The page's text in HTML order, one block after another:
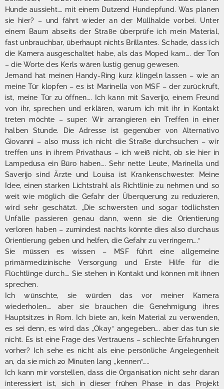
Hunde aussieht…. mit einem Dutzend Hundepfund. Was planen
sie hier? – und fährt wieder an der Müllhalde vorbei. Unter
einem Baum abseits der Straße überprüfe ich mein Material,
fast unbrauchbar, überhaupt nichts Brillantes. Schade, dass ich
die Kamera ausgeschaltet habe, als das Moped kam…. der Ton
– die Worte des Kerls wären lustig genug gewesen.
Jemand hat meinen Handy-Ring kurz klingeln lassen – wie an
meine Tür klopfen – es ist Marinella von MSF – der zurückruft,
ist, meine Tür zu öffnen…. Ich kann mit Saverijo, einem Freund
von ihr, sprechen und erklären, warum ich mit ihr in Kontakt
treten möchte – super: Wir arrangieren ein Treffen in einer
halben Stunde. Die Adresse ist gegenüber von Alternativo
Giovanni – also muss ich nicht die Straße durchsuchen – wir
treffen uns in ihrem Privathaus – ich weiß nicht, ob sie hier in
Lampedusa ein Büro haben…. Sehr nette Leute, Marinella und
Saverijo sind Ärzte und Louisa ist Krankenschwester. Meine
Idee, einen starken Lichtstrahl als Richtlinie zu nehmen und so
weit wie möglich die Gefahr der Überquerung zu reduzieren,
wird sehr geschätzt. „Die schwersten und sogar tödlichsten
Unfälle passieren genau dann, wenn sie die Orientierung
verloren haben – zumindest nachts könnte dies also durchaus
Orientierung geben und helfen, die Gefahr zu verringern….“
Sie müssen es wissen – MSF führt eine allgemeine
primärmedizinische Versorgung und Erste Hilfe für die
Flüchtlinge durch…. Sie stehen in Kontakt und können mit ihnen
sprechen.
Ich wünschte, sie würden das vor meiner Kamera
wiederholen…. aber sie brauchen die Genehmigung ihres
Hauptsitzes in Rom. Ich biete an, kein Material zu verwenden,
es sei denn, es wird das „Okay“ angegeben…. aber das tun sie
nicht. Es ist eine Frage des Vertrauens – schlechte Erfahrungen
vorher? Ich sehe es nicht als eine persönliche Angelegenheit
an, da sie mich 20 Minuten lang „kennen“…..
Ich kann mir vorstellen, dass die Organisation nicht sehr daran
interessiert ist, sich in dieser frühen Phase in das Projekt